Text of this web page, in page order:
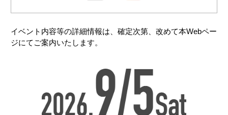
イベント内容等の詳細情報は、確定次第、改めて本Webペー
ジにてご案内いたします。